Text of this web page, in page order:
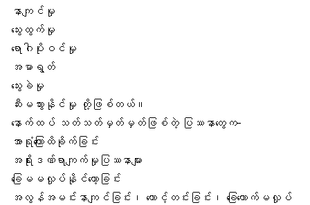
နာကျင်မှု
သွေးထွက်မှု
ရောဂါပိုးဝင်မှု
အမာရွတ်
သွေးခဲမှု
ဆီးမသွားနိုင်မှု တို့ဖြစ်တယ်။
နောက်ထပ် သတ်သတ်မှတ်မှတ်ဖြစ်တဲ့ ပြဿနာတွေက-
အာရုံကြောထိခိုက်ခြင်း
အရိုးဒဏ်ရာကျက်မှုပြဿနာများ
ခြေမမလှုပ်နိုင်တော့ခြင်း
အလွန်အမင်းနာကျင်ခြင်း၊ တောင့်တင်းခြင်း၊ ခြေထောက်မလှုပ်